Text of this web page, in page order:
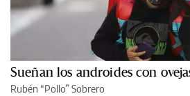
Sueñan los androides con
Rubén “Pollo” Sobrero